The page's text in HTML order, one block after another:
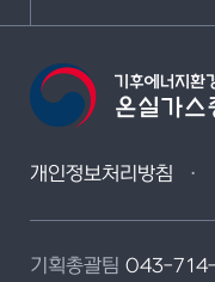
개인정보처리방침
기획총괄팀 043-